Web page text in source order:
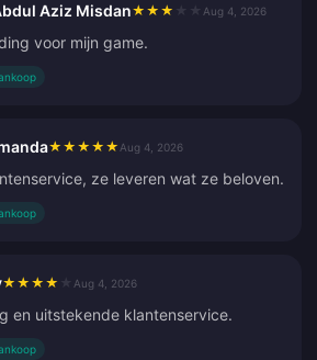
Aziz Misdan★ ★ ★ Aug 4, 2026
voor mijn game.
★ ★ ★ ★ ★ Aug 4, 2026
ze leveren wat ze beloven.
★ ★ ★ ★ Aug 4, 2026
en uitstekende klantenservice.